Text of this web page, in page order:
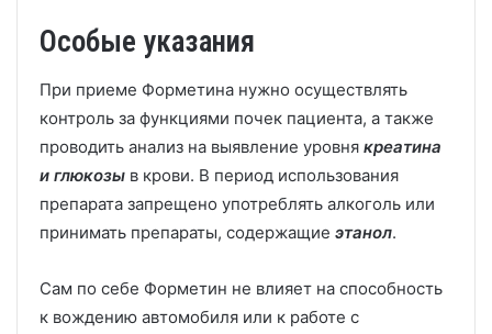
Особые указания
При приеме Форметина нужно осуществлять
контроль за функциями почек пациента, а также
проводить анализ на выявление уровня креатина
и глюкозы в крови. В период использования
препарата запрещено употреблять алкоголь или
принимать препараты, содержащие этанол.
Сам по себе Форметин не влияет на способность
к вождению автомобиля или к работе с